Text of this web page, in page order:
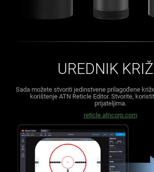
UREDNIK
Sada možete stvoriti jedinstvene prilagođene
korištenje ATN Reticle Editor. Stvorite,
prijateljima.
reticle.atncorp.com